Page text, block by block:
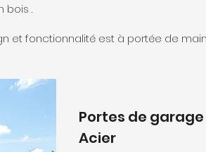
bois .
et fonctionnalité est à portée de
Portes de
Acier